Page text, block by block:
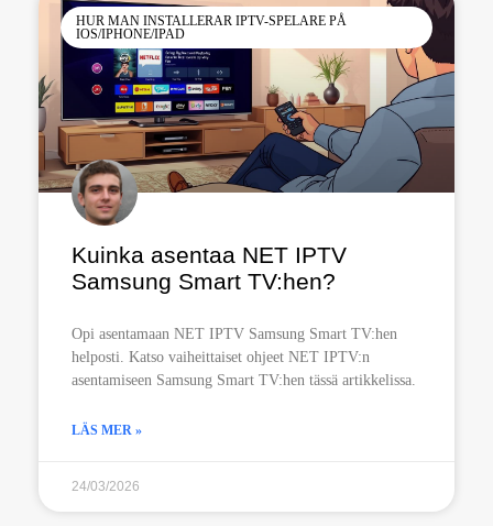
HUR MAN INSTALLERAR IPTV-SPELARE PÅ
IOS/IPHONE/IPAD
Kuinka asentaa NET IPTV
Samsung Smart TV:hen?
Opi asentamaan NET IPTV Samsung Smart TV:hen
helposti. Katso vaiheittaiset ohjeet NET IPTV:n
asentamiseen Samsung Smart TV:hen tässä artikkelissa.
LÄS MER »
24/03/2026